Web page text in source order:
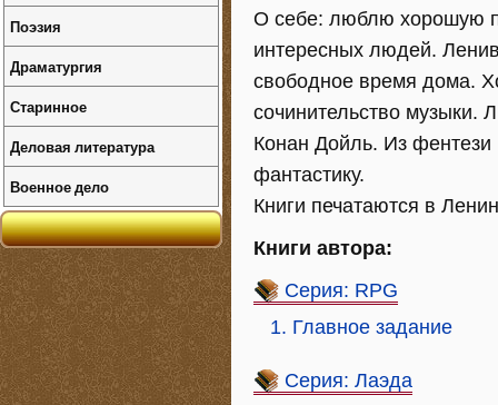
О себе: люблю хорошую
интересных людей.
свободное время дома.
сочинительство музыки.
Конан Дойль. Из
фантастику.
Книги печатаются в
Книги автора:
Серия: RPG
1. Главное задание
Серия: Лаэда
Поэзия
Драматургия
Старинное
Деловая литература
Военное дело